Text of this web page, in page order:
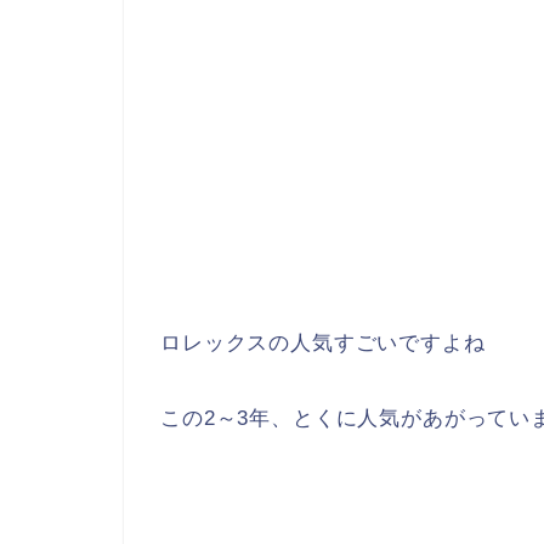
ロレックスの人気すごいですよね
この2～3年、とくに人気があがってい